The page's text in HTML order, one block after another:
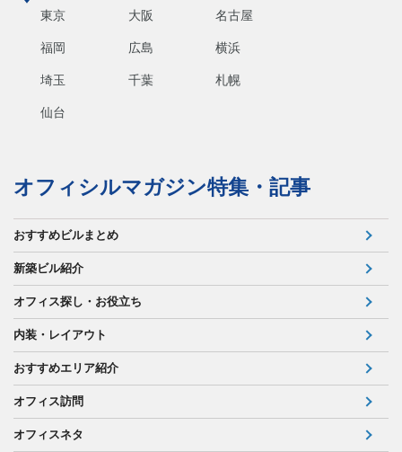
東京 大阪 名古屋
福岡 広島 横浜
埼玉 千葉 札幌
仙台
オフィシルマガジン特集・記事
おすすめビルまとめ
新築ビル紹介
オフィス探し・お役立ち
内装・レイアウト
おすすめエリア紹介
オフィス訪問
オフィスネタ